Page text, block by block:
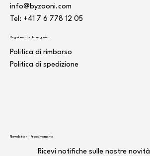
info@byzaoni.com
Tel: +41 7 6 778 12 05
Regolamento del negozio
Politica di rimborso
Politica di spedizione
Newsletter - Prossimamente
Ricevi notifiche sulle nostre novità